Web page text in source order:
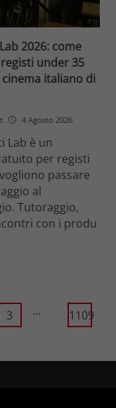
2026: come
under 35
italiano di
4 Agosto 2026
Lab è un
per registi
passare
al
Tutoraggio,
con i produ
3 ... 1109